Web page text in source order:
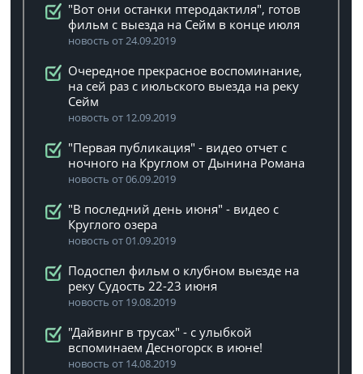
"Вот они останки птеродактиля", готов
фильм с выезда на Сейм в конце июля
новость от 24.09.2019
Очередное прекрасное воспоминание,
на сей раз с июльского выезда на реку
Сейм
новость от 12.09.2019
"Первая публикация" - видео отчет с
ночного на Круглом от Дынина Романа
новость от 06.09.2019
"В последний день июня" - видео с
Круглого озера
новость от 01.09.2019
Подоспел фильм о клубном выезде на
реку Судость 22-23 июня
новость от 19.08.2019
"Дайвинг в трусах" - с улыбкой
вспоминаем Десногорск в июне!
новость от 14.08.2019